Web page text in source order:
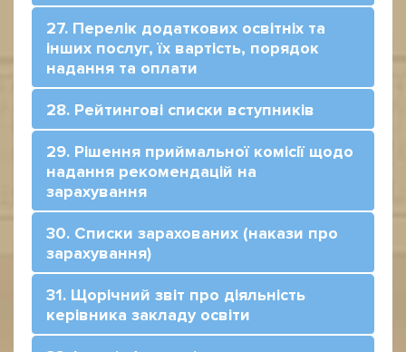
27. Перелік додаткових освітніх та
інших послуг, їх вартість, порядок
надання та оплати
28. Рейтингові списки вступників
29. Рішення приймальної комісії щодо
надання рекомендацій на
зарахування
30. Списки зарахованих (накази про
зарахування)
31. Щорічний звіт про діяльність
керівника закладу освіти